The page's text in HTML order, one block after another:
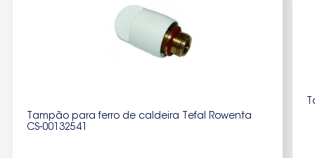
Tampão para ferro de caldeira Tefal Rowenta
CS-00132541